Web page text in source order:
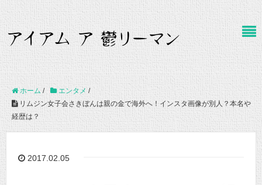
ホーム / エンタメ /
リムジン女子会さきぼんは親の金で海外へ！インスタ画像が別人？本名や
経歴は？
2017.02.05